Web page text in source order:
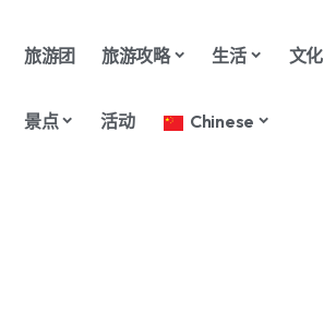
旅游团 旅游攻略 生活 文化
景点 活动 Chinese